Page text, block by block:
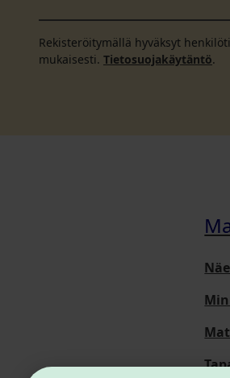
Rekisteröitymällä hyväksyt
mukaisesti. Tietosuojakäytäntö.